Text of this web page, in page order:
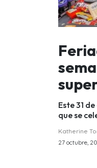
Este 31
que se
Katherine
27 octubre,